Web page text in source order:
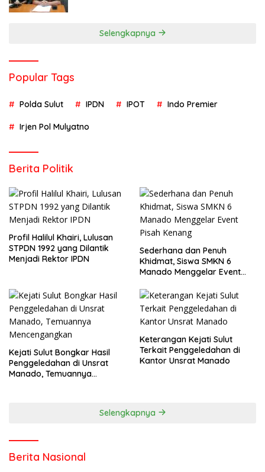
Selengkapnya
Popular Tags
Polda Sulut IPDN IPOT Indo Premier
Irjen Pol Mulyatno
Berita Politik
Profil Halilul Khairi, Lulusan
STPDN 1992 yang Dilantik
Menjadi Rektor IPDN
Sederhana dan Penuh
Khidmat, Siswa SMKN 6
Manado Menggelar Event
Kejati Sulut Bongkar Hasil
Penggeledahan di Unsrat
Manado, Temuannya
Keterangan Kejati Sulut
Terkait Penggeledahan di
Kantor Unsrat Manado
Selengkapnya
Berita Nasional